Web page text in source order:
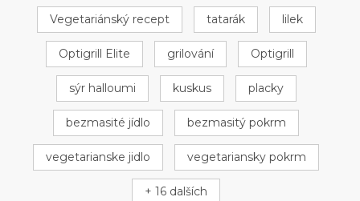
Vegetariánský recept tatarák lilek
Optigrill Elite grilování Optigrill
sýr halloumi kuskus placky
bezmasité jídlo bezmasitý pokrm
vegetarianske jidlo vegetariansky pokrm
+ 16 dalších